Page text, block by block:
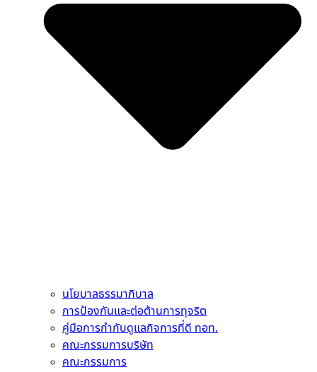
นโยบาลธรรมาภิบาล
การป้องกันและต่อต้านการทุจริต
คู่มือการกำกับดูแลกิจการที่ดี ทอท.
คณะกรรมการบริษัท
คณะกรรมการ